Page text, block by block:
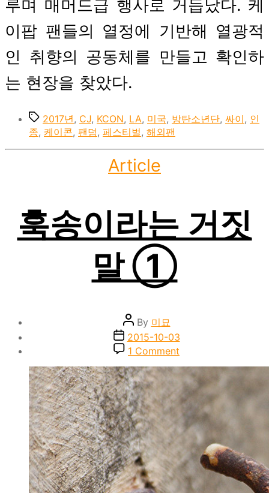
루며 매머드급 행사로 거듭났다. 케
이팝 팬들의 열정에 기반해 열광적
인 취향의 공동체를 만들고 확인하
는 현장을 찾았다.
Tags2017년, CJ, KCON, LA, 미국, 방탄소년단, 싸이, 인
종, 케이콘, 팬덤, 페스티벌, 해외팬
Categories
Article
훅송이라는 거짓
말 ①
Post
author
By 미묘
Post
date
2015-10-03
1 Comment
송
이
라
는
거
짓
말
①